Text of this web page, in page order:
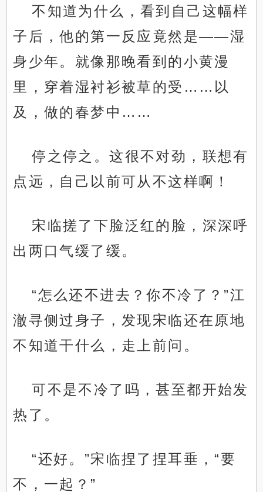
不知道为什么，看到自己这幅样
子后，他的第一反应竟然是——湿
身少年。就像那晚看到的小黄漫
里，穿着湿衬衫被草的受……以
及，做的春梦中……
停之停之。这很不对劲，联想有
点远，自己以前可从不这样啊！
宋临搓了下脸泛红的脸，深深呼
出两口气缓了缓。
“怎么还不进去？你不冷了？”江
澈寻侧过身子，发现宋临还在原地
不知道干什么，走上前问。
可不是不冷了吗，甚至都开始发
热了。
“还好。”宋临捏了捏耳垂，“要
不，一起？”